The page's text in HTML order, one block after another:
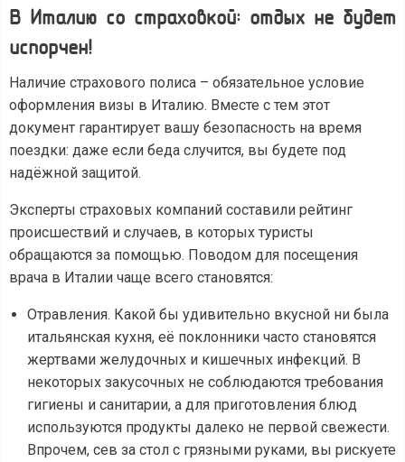
В Италию со страховкой: отдых не будет
испорчен!
Наличие страхового полиса – обязательное условие
оформления визы в Италию. Вместе с тем этот
документ гарантирует вашу безопасность на время
поездки: даже если беда случится, вы будете под
надёжной защитой.
Эксперты страховых компаний составили рейтинг
происшествий и случаев, в которых туристы
обращаются за помощью. Поводом для посещения
врача в Италии чаще всего становятся:
Отравления. Какой бы удивительно вкусной ни была
итальянская кухня, её поклонники часто становятся
жертвами желудочных и кишечных инфекций. В
некоторых закусочных не соблюдаются требования
гигиены и санитарии, а для приготовления блюд
используются продукты далеко не первой свежести.
Впрочем, сев за стол с грязными руками, вы рискуете